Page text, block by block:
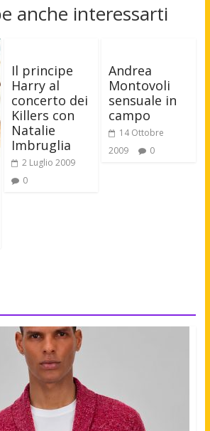
anche interessarti
Il principe
Harry al
concerto dei
Killers con
Natalie
Imbruglia
2 Luglio 2009
0
Andrea
Montovoli
sensuale in
campo
14 Ottobre
2009
0